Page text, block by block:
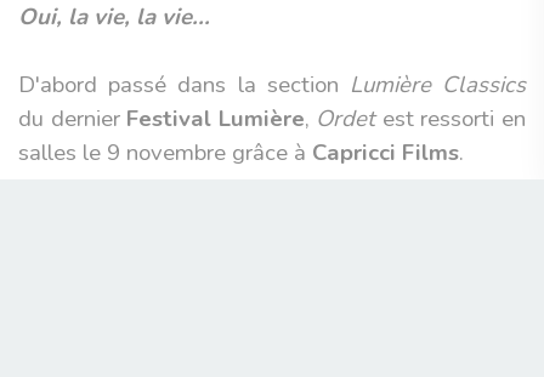
Oui, la vie, la vie...
D'abord passé dans la section Lumière Classics
du dernier Festival Lumière, Ordetest ressorti en
salles le 9 novembre grâce à Capricci Films.